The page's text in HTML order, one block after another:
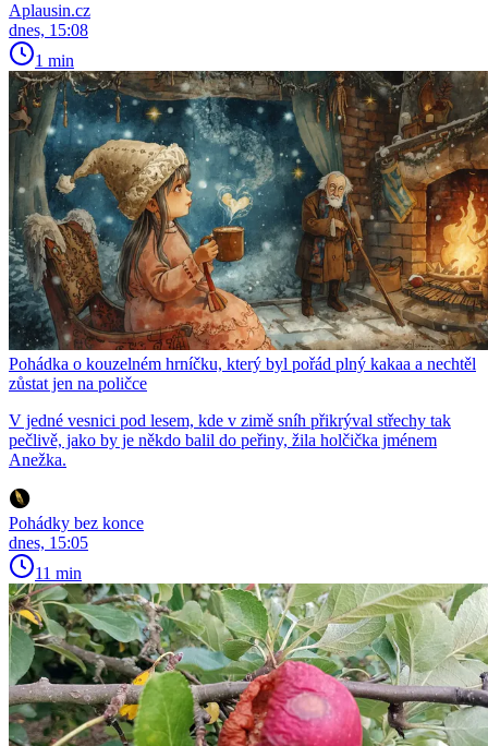
Aplausin.cz
dnes, 15:08
1 min
Pohádka o kouzelném hrníčku, který byl pořád plný kakaa a nechtěl
zůstat jen na poličce
V jedné vesnici pod lesem, kde v zimě sníh přikrýval střechy tak
pečlivě, jako by je někdo balil do peřiny, žila holčička jménem
Anežka.
Pohádky bez konce
dnes, 15:05
11 min